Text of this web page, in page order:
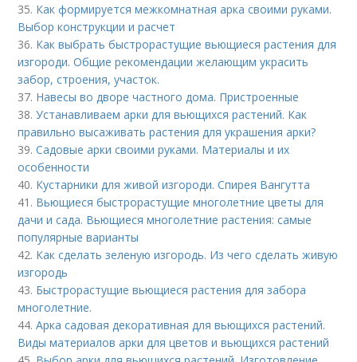
35. Как формируется межкомнатная арка своими руками.
Выбор конструкции и расчет
36. Как выбрать быстрорастущие вьющиеся растения для
изгороди. Общие рекомендации желающим украсить
забор, строения, участок.
37. Навесы во дворе частного дома. Пристроенные
38.Устанавливаем арки для вьющихся растений. Как
правильно высаживать растения для украшения арки?
39.Садовые арки своими руками. Материалы и их
особенности
40. Кустарники для живой изгороди. Спирея Вангутта
41. Вьющиеся быстрорастущие многолетние цветы для
дачи и сада. Вьющиеся многолетние растения: самые
популярные варианты
42. Как сделать зеленую изгородь. Из чего сделать живую
изгородь
43. Быстрорастущие вьющиеся растения для забора
многолетние.
44.Арка садовая декоративная для вьющихся растений.
Виды материалов арки для цветов и вьющихся растений